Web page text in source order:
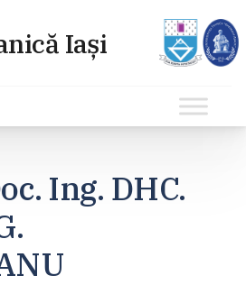
Ing. DHC.